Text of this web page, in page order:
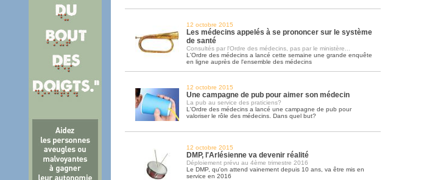
12 octobre 2015
Les médecins appelés à se prononcer sur le système
de santé
Consultés par l'Ordre des médecins, pas par le ministère...
L'Ordre des médecins a lancé cette semaine une grande enquête
en ligne auprès de l'ensemble des médecins
12 octobre 2015
Une campagne de pub pour aimer son médecin
La pub au service des praticiens?
L'Ordre des médecins a lancé une campagne de pub pour
valoriser le rôle des médecins. Dans quel but?
12 octobre 2015
DMP, l'Arlésienne va devenir réalité
Déploiement prévu au 4ème trimestre 2016
Le DMP, qu'on attend vainement depuis 10 ans, va être mis en
service en 2016